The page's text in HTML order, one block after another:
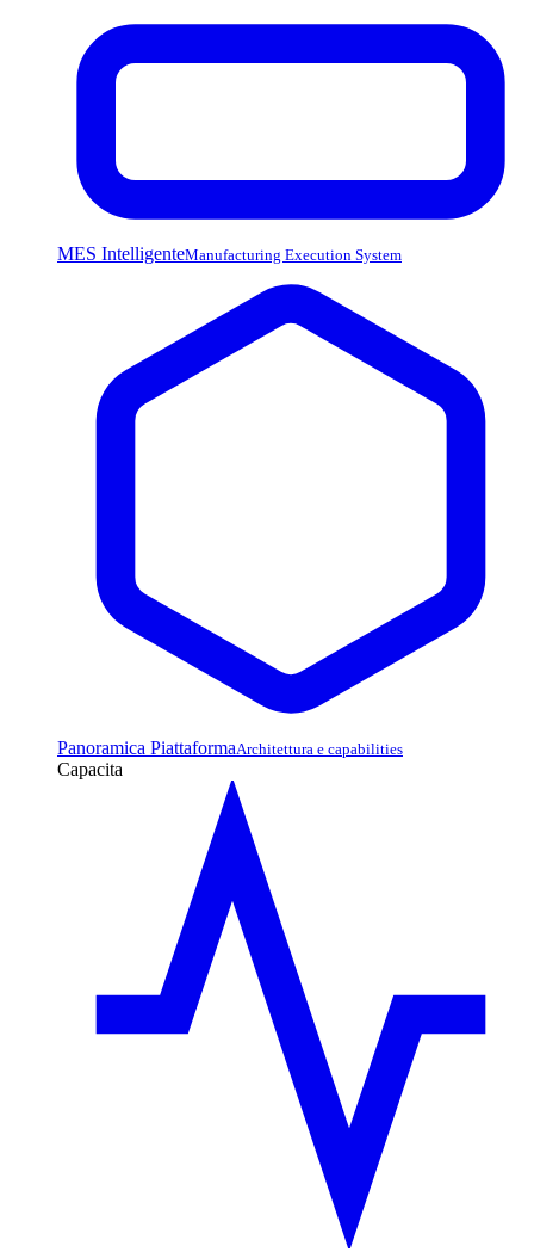
MES IntelligenteManufacturing Execution System
Panoramica PiattaformaArchitettura e capabilities
Capacita